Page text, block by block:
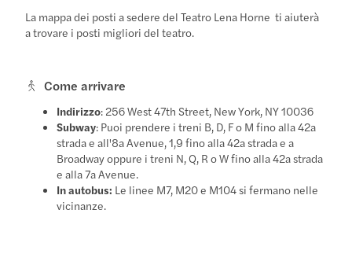
La mappa dei posti a sedere del Teatro Lena Horne ti aiuterà
a trovare i posti migliori del teatro.
Come arrivare
Indirizzo: 256 West 47th Street, New York, NY 10036
Subway: Puoi prendere i treni B, D, F o M fino alla 42a
strada e all'8a Avenue, 1,9 fino alla 42a strada e a
Broadway oppure i treni N, Q, R o W fino alla 42a strada
e alla 7a Avenue.
In autobus: Le linee M7, M20 e M104 si fermano nelle
vicinanze.